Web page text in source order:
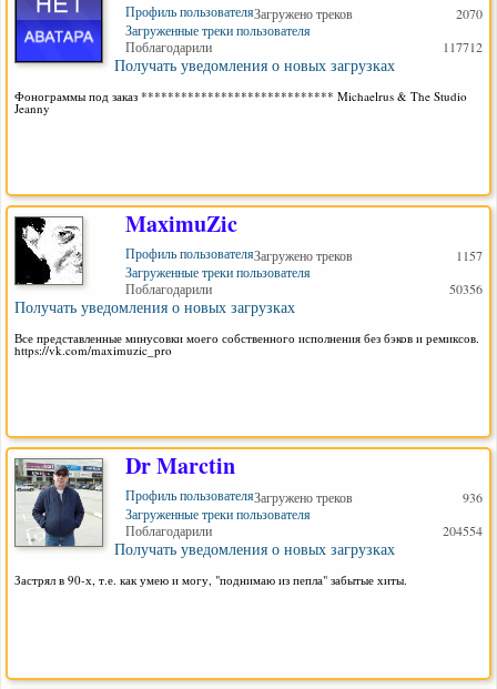
Профиль пользователяЗагружено треков
2070
Загруженные треки пользователя
Поблагодарили
117712
Получать уведомления о новых загрузках
Фонограммы под заказ ***************************** Michaelrus & The Studio
Jeanny
MaximuZic
Профиль пользователяЗагружено треков
1157
Загруженные треки пользователя
Поблагодарили
50356
Получать уведомления о новых загрузках
Все представленные минусовки моего собственного исполнения без бэков и ремиксов.
https://vk.com/maximuzic_pro
Dr Marctin
Профиль пользователяЗагружено треков
936
Загруженные треки пользователя
Поблагодарили
204554
Получать уведомления о новых загрузках
Застрял в 90-х, т.е. как умею и могу, "поднимаю из пепла" забытые хиты.